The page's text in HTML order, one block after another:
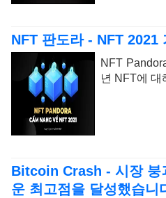
NFT 판도라 - NFT 2021
NFT
년 NFT에 대
Bitcoin Crash - 시장 붕
운 최고점을 달성했습니